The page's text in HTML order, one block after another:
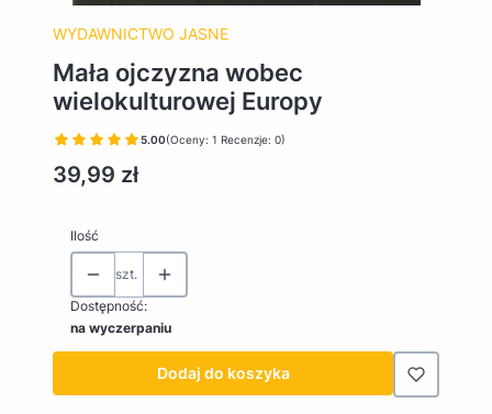
WYDAWNICTWO JASNE
Mała ojczyzna wobec
wielokulturowej Europy
5.00(Oceny: 1 Recenzje: 0)
Cena
39,99 zł
Ilość
szt.
Dostępność:
na wyczerpaniu
Dodaj do koszyka